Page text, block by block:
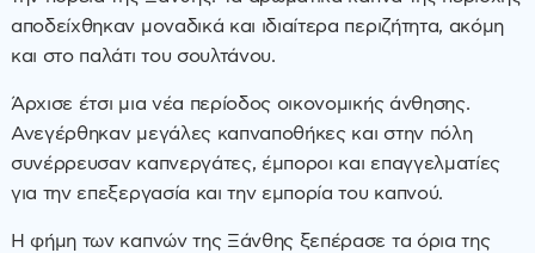
αποδείχθηκαν μοναδικά και ιδιαίτερα περιζήτητα, ακόμη
και στο παλάτι του σουλτάνου.
Άρχισε έτσι μια νέα περίοδος οικονομικής άνθησης.
Ανεγέρθηκαν μεγάλες καπναποθήκες και στην πόλη
συνέρρευσαν καπνεργάτες, έμποροι και επαγγελματίες
για την επεξεργασία και την εμπορία του καπνού.
Η φήμη των καπνών της Ξάνθης ξεπέρασε τα όρια της